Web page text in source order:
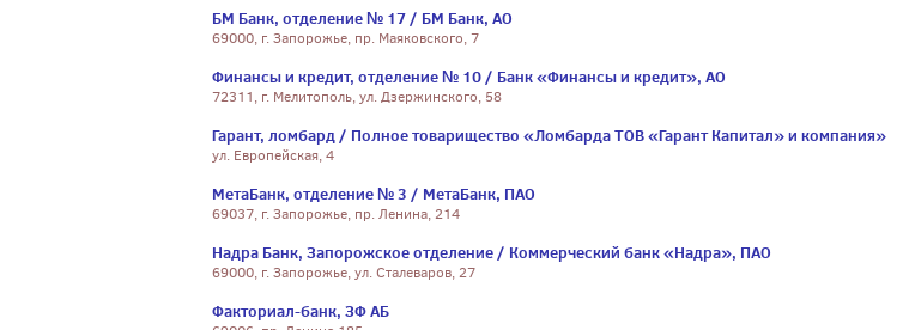
БМ Банк, отделение № 17 / БМ Банк, АО
69000, г. Запорожье, пр. Маяковского, 7
Финансы и кредит, отделение № 10 / Банк «Финансы и кредит», АО
72311, г. Мелитополь, ул. Дзержинского, 58
Гарант, ломбард / Полное товарищество «Ломбарда ТОВ «Гарант Капитал» и компания»
ул. Европейская, 4
МетаБанк, отделение № 3 / МетаБанк, ПАО
69037, г. Запорожье, пр. Ленина, 214
Надра Банк, Запорожское отделение / Коммерческий банк «Надра», ПАО
69000, г. Запорожье, ул. Сталеваров, 27
Факториал-банк, ЗФ АБ